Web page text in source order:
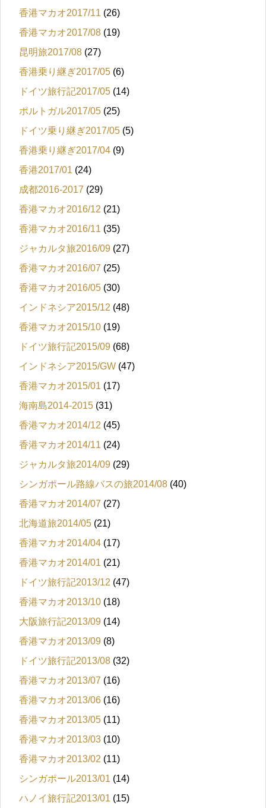
香港マカオ2017/11 (26)
香港マカオ2017/08 (19)
昆明旅2017/08 (27)
香港乗り継ぎ2017/05 (6)
ドイツ旅行記2017/05 (14)
ポルトガル2017/05 (25)
ドイツ乗り継ぎ2017/05 (5)
香港乗り継ぎ2017/04 (9)
香港2017/01 (24)
成都2016-2017 (29)
香港マカオ2016/12 (21)
香港マカオ2016/11 (35)
ジャカルタ旅2016/09 (27)
香港マカオ2016/07 (25)
香港マカオ2016/05 (30)
インドネシア2015/12 (48)
香港マカオ2015/10 (19)
ドイツ旅行記2015/09 (68)
インドネシア2015/GW (47)
香港マカオ2015/01 (17)
海南島2014-2015 (31)
香港マカオ2014/12 (45)
香港マカオ2014/11 (24)
ジャカルタ旅2014/09 (29)
シンガポール路線バスの旅2014/08 (40)
香港マカオ2014/07 (27)
北海道旅2014/05 (21)
香港マカオ2014/04 (17)
香港マカオ2014/01 (21)
ドイツ旅行記2013/12 (47)
香港マカオ2013/10 (18)
大阪旅行記2013/09 (14)
香港マカオ2013/09 (8)
ドイツ旅行記2013/08 (32)
香港マカオ2013/07 (16)
香港マカオ2013/06 (16)
香港マカオ2013/05 (11)
香港マカオ2013/03 (10)
香港マカオ2013/02 (11)
シンガポール2013/01 (14)
ハノイ旅行記2013/01 (15)